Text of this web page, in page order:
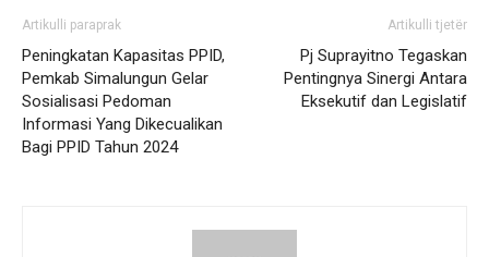
Artikulli paraprak
Peningkatan Kapasitas PPID,
Pemkab Simalungun Gelar
Sosialisasi Pedoman
Informasi Yang Dikecualikan
Bagi PPID Tahun 2024
Artikulli tjetër
Pj Suprayitno Tegaskan
Pentingnya Sinergi Antara
Eksekutif dan Legislatif